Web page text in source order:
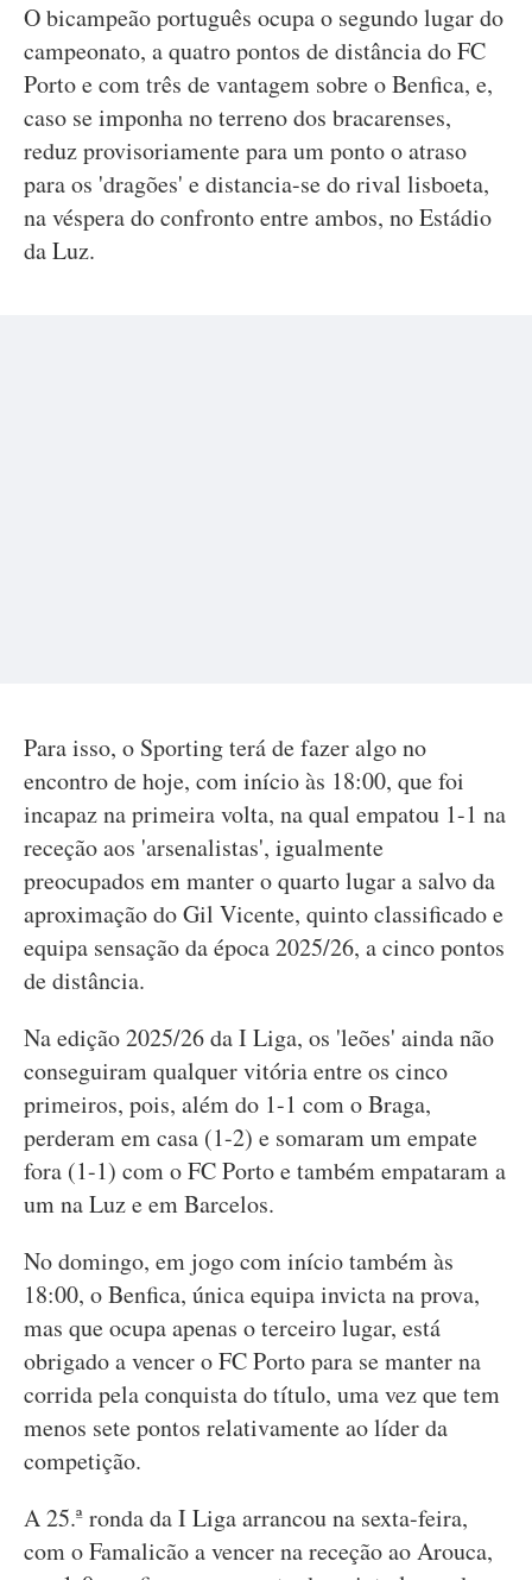
O bicampeão português ocupa o segundo lugar do
campeonato, a quatro pontos de distância do FC
Porto e com três de vantagem sobre o Benfica, e,
caso se imponha no terreno dos bracarenses,
reduz provisoriamente para um ponto o atraso
para os 'dragões' e distancia-se do rival lisboeta,
na véspera do confronto entre ambos, no Estádio
da Luz.
Para isso, o Sporting terá de fazer algo no
encontro de hoje, com início às 18:00, que foi
incapaz na primeira volta, na qual empatou 1-1 na
receção aos 'arsenalistas', igualmente
preocupados em manter o quarto lugar a salvo da
aproximação do Gil Vicente, quinto classificado e
equipa sensação da época 2025/26, a cinco pontos
de distância.
Na edição 2025/26 da I Liga, os 'leões' ainda não
conseguiram qualquer vitória entre os cinco
primeiros, pois, além do 1-1 com o Braga,
perderam em casa (1-2) e somaram um empate
fora (1-1) com o FC Porto e também empataram a
um na Luz e em Barcelos.
No domingo, em jogo com início também às
18:00, o Benfica, única equipa invicta na prova,
mas que ocupa apenas o terceiro lugar, está
obrigado a vencer o FC Porto para se manter na
corrida pela conquista do título, uma vez que tem
menos sete pontos relativamente ao líder da
competição.
A 25.ª ronda da I Liga arrancou na sexta-feira,
com o Famalicão a vencer na receção ao Arouca,